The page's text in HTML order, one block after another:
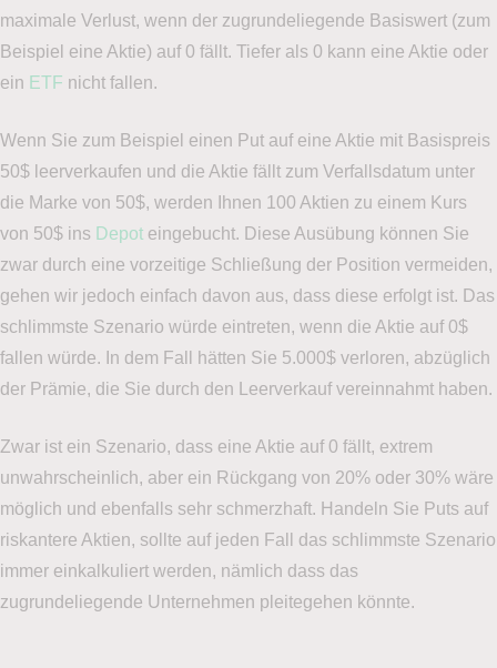
maximale Verlust, wenn der zugrundeliegende Basiswert (zum
Beispiel eine Aktie) auf 0 fällt. Tiefer als 0 kann eine Aktie oder
ein ETF nicht fallen.
Wenn Sie zum Beispiel einen Put auf eine Aktie mit Basispreis
50$ leerverkaufen und die Aktie fällt zum Verfallsdatum unter
die Marke von 50$, werden Ihnen 100 Aktien zu einem Kurs
von 50$ ins Depot eingebucht. Diese Ausübung können Sie
zwar durch eine vorzeitige Schließung der Position vermeiden,
gehen wir jedoch einfach davon aus, dass diese erfolgt ist. Das
schlimmste Szenario würde eintreten, wenn die Aktie auf 0$
fallen würde. In dem Fall hätten Sie 5.000$ verloren, abzüglich
der Prämie, die Sie durch den Leerverkauf vereinnahmt haben.
Zwar ist ein Szenario, dass eine Aktie auf 0 fällt, extrem
unwahrscheinlich, aber ein Rückgang von 20% oder 30% wäre
möglich und ebenfalls sehr schmerzhaft. Handeln Sie Puts auf
riskantere Aktien, sollte auf jeden Fall das schlimmste Szenario
immer einkalkuliert werden, nämlich dass das
zugrundeliegende Unternehmen pleitegehen könnte.